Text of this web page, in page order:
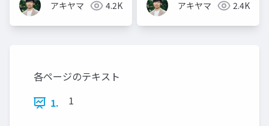
アキヤマ 4.2K アキヤマ 2.4K
各ページのテキスト
1.
1